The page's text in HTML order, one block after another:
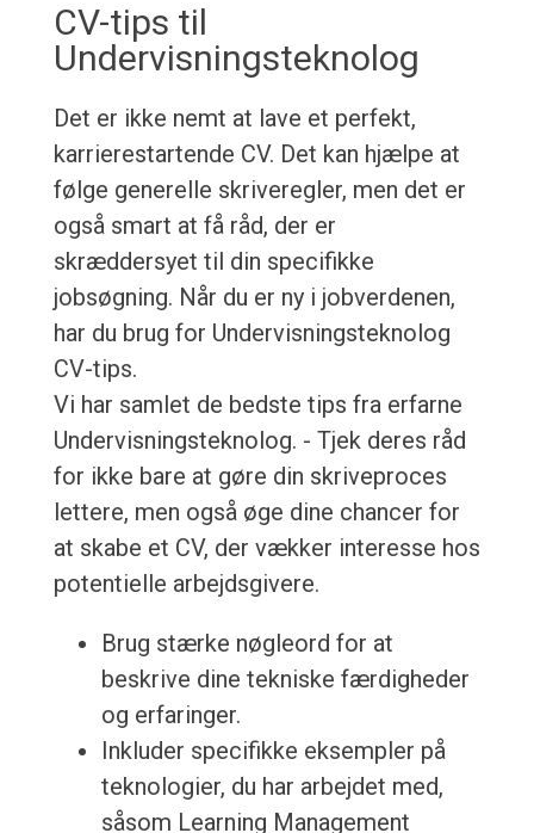
CV-tips til
Undervisningsteknolog
Det er ikke nemt at lave et perfekt,
karrierestartende CV. Det kan hjælpe at
følge generelle skriveregler, men det er
også smart at få råd, der er
skræddersyet til din specifikke
jobsøgning. Når du er ny i jobverdenen,
har du brug for Undervisningsteknolog
CV-tips.
Vi har samlet de bedste tips fra erfarne
Undervisningsteknolog. - Tjek deres råd
for ikke bare at gøre din skriveproces
lettere, men også øge dine chancer for
at skabe et CV, der vækker interesse hos
potentielle arbejdsgivere.
Brug stærke nøgleord for at
beskrive dine tekniske færdigheder
og erfaringer.
Inkluder specifikke eksempler på
teknologier, du har arbejdet med,
såsom Learning Management